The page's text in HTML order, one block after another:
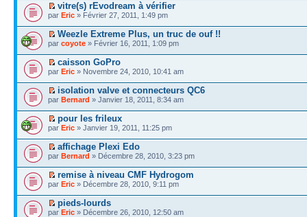
vitre(s) rEvodream à vérifier
par Eric » Février 27, 2011, 1:49 pm
Weezle Extreme Plus, un truc de ouf !!
par coyote » Février 16, 2011, 1:09 pm
caisson GoPro
par Eric » Novembre 24, 2010, 10:41 am
isolation valve et connecteurs QC6
par Bernard » Janvier 18, 2011, 8:34 am
pour les frileux
par Eric » Janvier 19, 2011, 11:25 pm
affichage Plexi Edo
par Bernard » Décembre 28, 2010, 3:23 pm
remise à niveau CMF Hydrogom
par Eric » Décembre 28, 2010, 9:11 pm
pieds-lourds
par Eric » Décembre 26, 2010, 12:50 am